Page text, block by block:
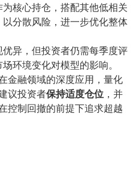
为核心持仓，搭配其他低相关
分散风险，进一步优化整体
异，但投资者仍需每季度评
环境变化对模型的影响。
金融领域的深度应用，量化
议投资者保持适度仓位 ，并
在控制回撤的前提下追求超越